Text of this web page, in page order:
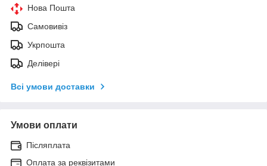
Нова Пошта
Самовивіз
Укрпошта
Делівері
Всі умови доставки
Умови оплати
Післяплата
Оплата за реквізитами